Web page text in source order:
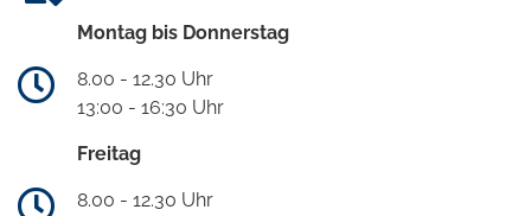
Montag bis Donnerstag
8.00 - 12.30 Uhr
13:00 - 16:30 Uhr
Freitag
8.00 - 12.30 Uhr